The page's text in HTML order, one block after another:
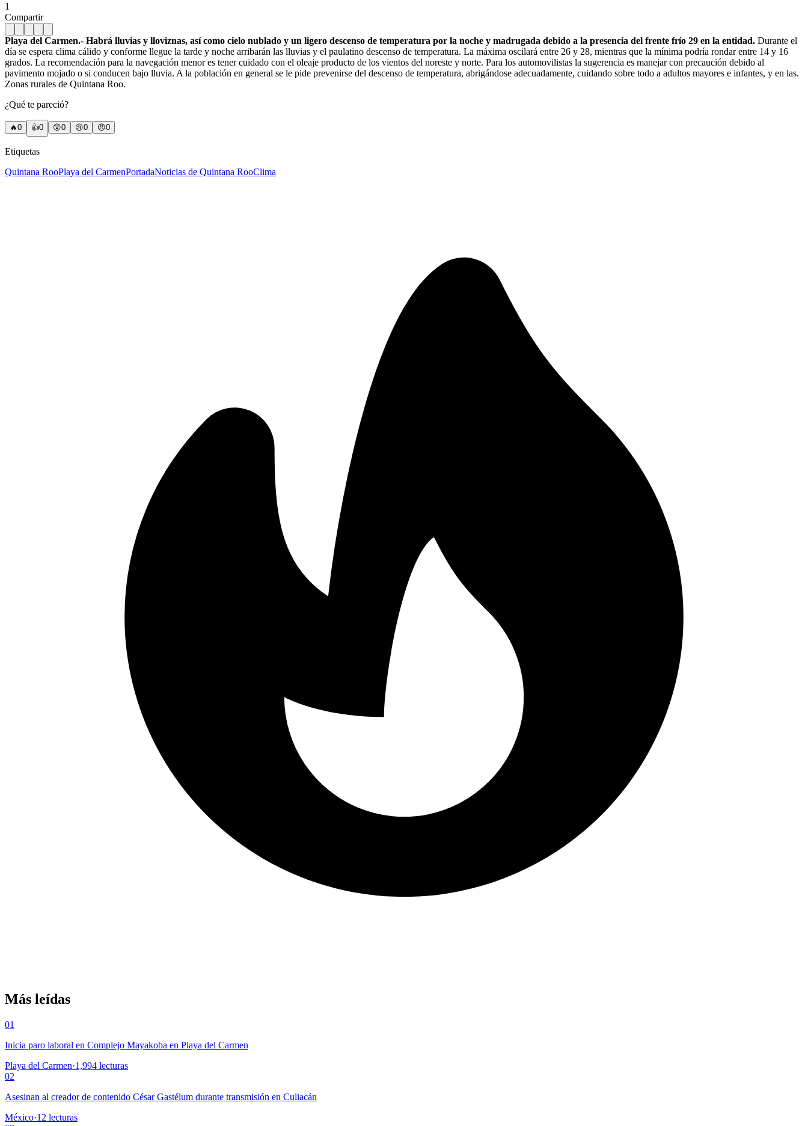
1
Compartir
Playa del Carmen.- Habrá lluvias y lloviznas, así como cielo nublado y un ligero descenso de temperatura por la noche y madrugada debido a la presencia del frente frío 29 en la entidad. Durante el
día se espera clima cálido y conforme llegue la tarde y noche arribarán las lluvias y el paulatino descenso de temperatura. La máxima oscilará entre 26 y 28, mientras que la mínima podría rondar entre 14 y 16
grados. La recomendación para la navegación menor es tener cuidado con el oleaje producto de los vientos del noreste y norte. Para los automovilistas la sugerencia es manejar con precaución debido al
pavimento mojado o si conducen bajo lluvia. A la población en general se le pide prevenirse del descenso de temperatura, abrigándose adecuadamente, cuidando sobre todo a adultos mayores e infantes, y en las.
Zonas rurales de Quintana Roo.
¿Qué te pareció?
🔥0 👍0 😲0 😢0 😠0
Etiquetas
Quintana RooPlaya del CarmenPortadaNoticias de Quintana RooClima
Más leídas
01
Inicia paro laboral en Complejo Mayakoba en Playa del Carmen
Playa del Carmen·1,994 lecturas
02
Asesinan al creador de contenido César Gastélum durante transmisión en Culiacán
México·12 lecturas